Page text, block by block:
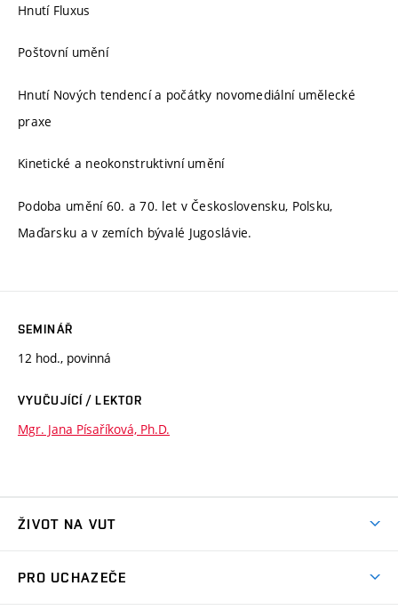
Hnutí Fluxus
Poštovní umění
Hnutí Nových tendencí a počátky novomediální umělecké
praxe
Kinetické a neokonstruktivní umění
Podoba umění 60. a 70. let v Československu, Polsku,
Maďarsku a v zemích bývalé Jugoslávie.
SEMINÁŘ
12 hod., povinná
VYUČUJÍCÍ / LEKTOR
Mgr. Jana Písaříková, Ph.D.
ŽIVOT NA VUT
PRO UCHAZEČE